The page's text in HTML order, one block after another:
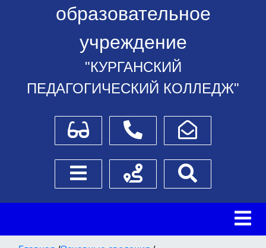
образовательное
учреждение
"КУРГАНСКИЙ
ПЕДАГОГИЧЕСКИЙ КОЛЛЕДЖ"
Для слабовидящихТелефоныНаписать обращение
Боковое менюСхема проезда